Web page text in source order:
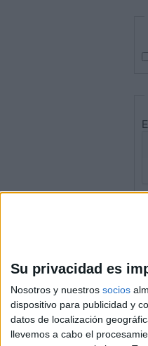
Su privacidad es
Nosotros y nuestros socios
dispositivo para publicidad y
datos de localización
llevemos a cabo el